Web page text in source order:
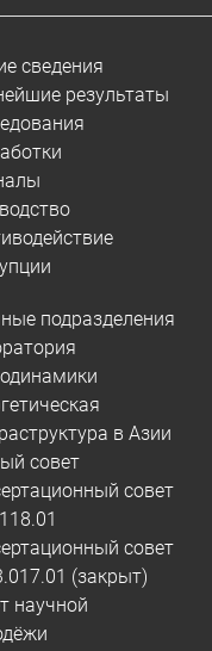
сведения
результаты
подразделения
в Азии
совет
совет
совет
(закрыт)
научной